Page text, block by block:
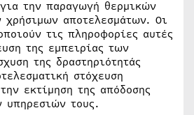
την παραγωγή θερμικών
αποτελεσμάτων. Οι
τις πληροφορίες αυτές
της εμπειρίας των
της δραστηριότητάς
στόχευση
εκτίμηση της απόδοσης
υπηρεσιών τους.